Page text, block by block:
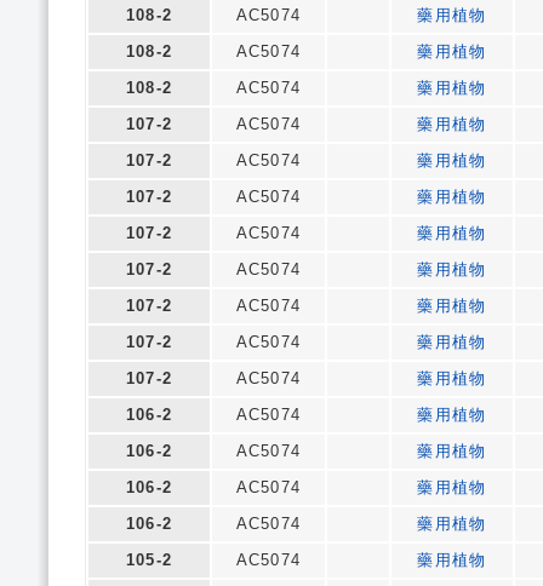
108-2
AC5074
藥用植物
108-2
AC5074
藥用植物
108-2
AC5074
藥用植物
107-2
AC5074
藥用植物
107-2
AC5074
藥用植物
107-2
AC5074
藥用植物
107-2
AC5074
藥用植物
107-2
AC5074
藥用植物
107-2
AC5074
藥用植物
107-2
AC5074
藥用植物
107-2
AC5074
藥用植物
106-2
AC5074
藥用植物
106-2
AC5074
藥用植物
106-2
AC5074
藥用植物
106-2
AC5074
藥用植物
105-2
AC5074
藥用植物